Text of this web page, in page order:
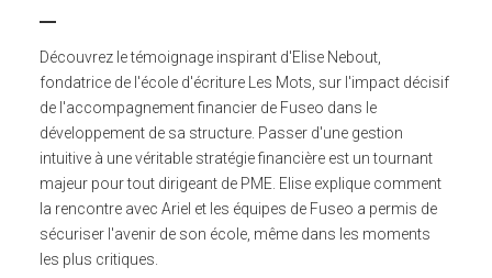
Découvrez le témoignage inspirant d'Elise Nebout,
fondatrice de l'école d'écriture Les Mots, sur l'impact décisif
de l'accompagnement financier de Fuseo dans le
développement de sa structure. Passer d'une gestion
intuitive à une véritable stratégie financière est un tournant
majeur pour tout dirigeant de PME. Elise explique comment
la rencontre avec Ariel et les équipes de Fuseo a permis de
sécuriser l'avenir de son école, même dans les moments
les plus critiques.